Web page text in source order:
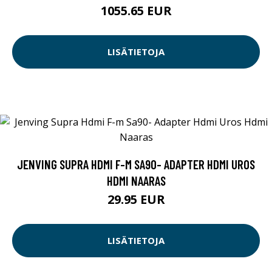
1055.65 EUR
LISÄTIETOJA
JENVING SUPRA HDMI F-M SA90- ADAPTER HDMI UROS
HDMI NAARAS
29.95 EUR
LISÄTIETOJA